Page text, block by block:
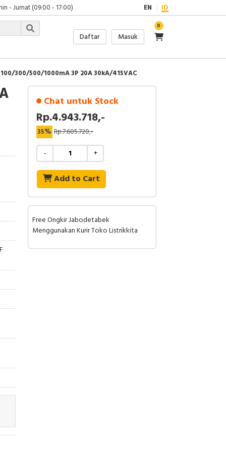
- Jumat (09:00 - 17:00) EN ID
Daftar Masuk
0
100/300/500/1000mA 3P 20A 30kA/415VAC
Chat untuk Stock
Rp.4.943.718,-
35% Rp.7.605.720,-
- +
Add to Cart
Free Ongkir Jabodetabek
Menggunakan Kurir Toko Listrikkita